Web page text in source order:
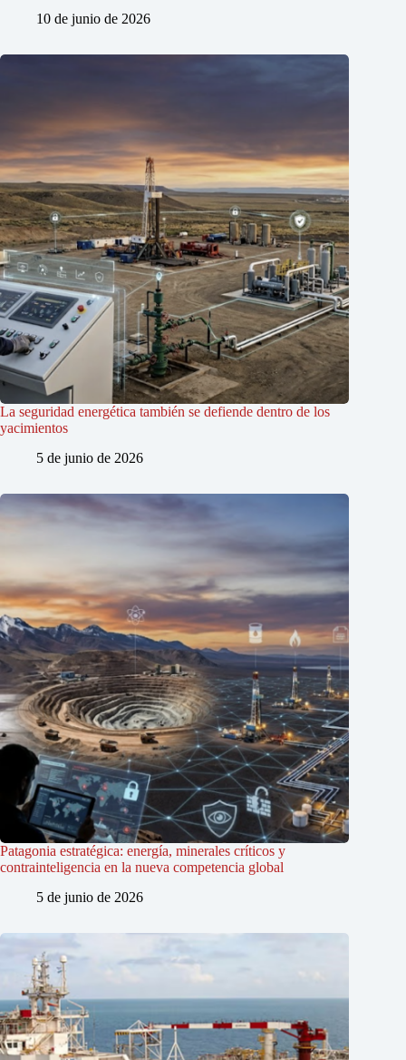
10 de junio de 2026
La seguridad energética también se defiende dentro de los
yacimientos
5 de junio de 2026
Patagonia estratégica: energía, minerales críticos y
contrainteligencia en la nueva competencia global
5 de junio de 2026